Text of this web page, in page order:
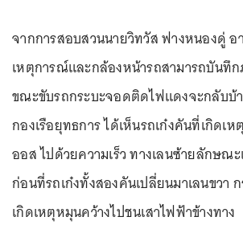
จากการสอบสวนนายวิทวัส ฟางหนองดู่ อ
เหตุการณ์และกล้องหน้ารถสามารถบันทึก
ขณะขับรถกระบะจอดติดไฟแดงจะกลับบ้
กองเรือยุทธการ ได้เห็นรถเก๋งคันที่เกิดเห
ออส ไปด้วยความเร็ว ทางเลนซ้ายลักษณ
ก่อนที่รถเก๋งทั้งสองคันเปลี่ยนมาเลนขวา
เกิดเหตุหมุนคว้างไปชนเสาไฟฟ้าข้างทาง